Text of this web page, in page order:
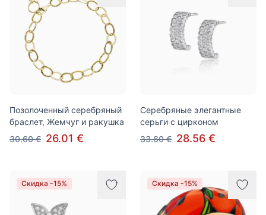
Позолоченный серебряный
браслет, Жемчуг и ракушка
30.60 € 26.01 €
Серебряные элегантные
серьги с цирконом
33.60 € 28.56 €
Скидка -15% Скидка -15%